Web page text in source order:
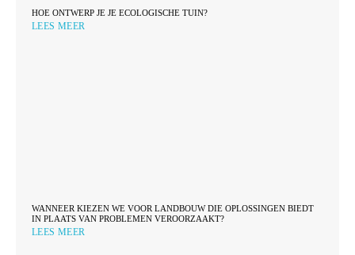
HOE ONTWERP JE JE ECOLOGISCHE TUIN?
LEES MEER
WANNEER KIEZEN WE VOOR LANDBOUW DIE OPLOSSINGEN BIEDT
IN PLAATS VAN PROBLEMEN VEROORZAAKT?
LEES MEER